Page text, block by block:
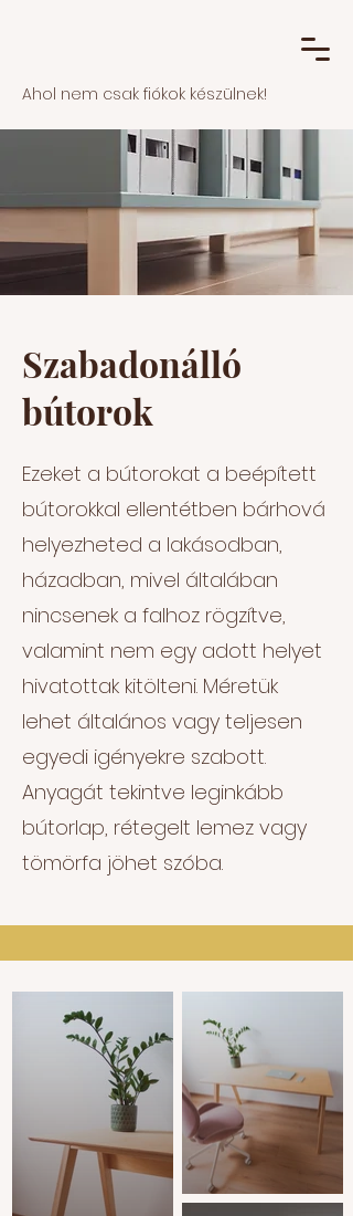
Ahol nem csak fiókok készülnek!
Szabadonálló
bútorok
Ezeket a bútorokat a beépített
bútorokkal ellentétben bárhová
helyezheted a lakásodban,
házadban, mivel általában
nincsenek a falhoz rögzítve,
valamint nem egy adott helyet
hivatottak kitölteni. Méretük
lehet általános vagy teljesen
egyedi igényekre szabott.
Anyagát tekintve leginkább
bútorlap, rétegelt lemez vagy
tömörfa jöhet szóba.